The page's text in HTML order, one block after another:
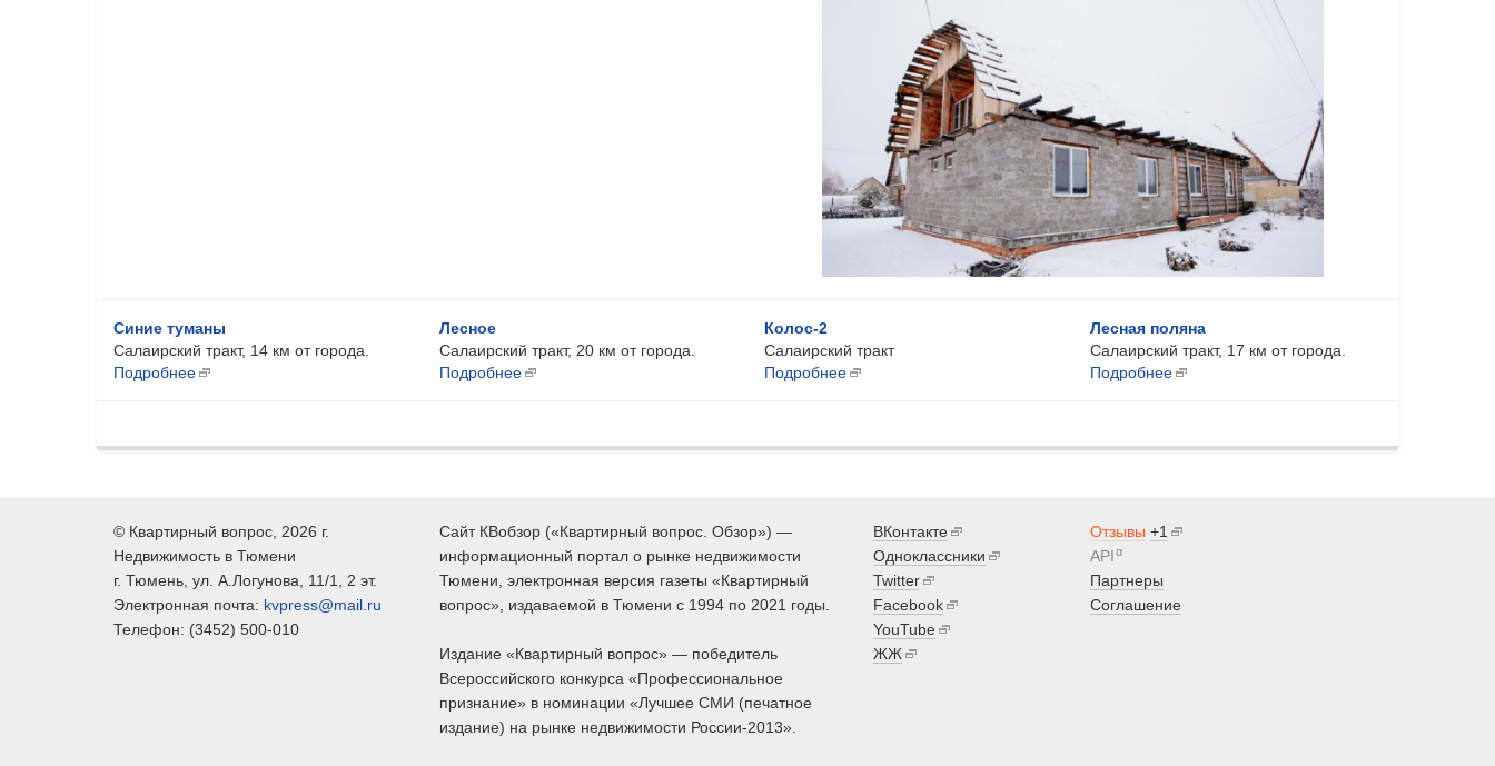
Синие туманы
Салаирский тракт, 14 км от города.
Подробнее
Лесное
Салаирский тракт, 20 км от города.
Подробнее
Колос-2
Салаирский тракт
Подробнее
Лесная поляна
Салаирский тракт, 17 км от города.
Подробнее
© Квартирный вопрос , 2026 г.
Недвижимость в Тюмени
г. Тюмень , ул. А.Логунова, 11/1, 2 эт.
Электронная почта: kvpress@mail.ru
Телефон: (3452) 500-010
Сайт КВобзор («Квартирный вопрос. Обзор») —
информационный портал о рынке недвижимости
Тюмени, электронная версия газеты «Квартирный
вопрос», издаваемой в Тюмени с 1994 по 2021 годы.
Издание «Квартирный вопрос» — победитель
Всероссийского конкурса «Профессиональное
признание» в номинации «Лучшее СМИ (печатное
издание) на рынке недвижимости России-2013».
ВКонтакте
Одноклассники
Twitter
Facebook
YouTube
ЖЖ
Отзывы +1
APIα
Партнеры
Соглашение